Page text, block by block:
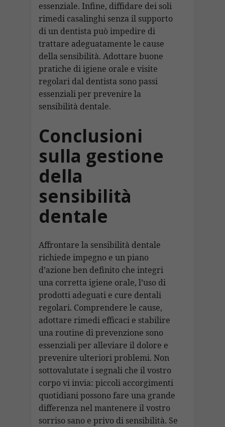
essenziale. Infine, diffidare dei soli
rimedi casalinghi senza il supporto
di un dentista può impedire di
trattare adeguatamente le cause
della sensibilità. Adottare buone
pratiche di igiene orale e visite
regolari dal dentista sono passi
essenziali per prevenire la
sensibilità dentale.
Conclusioni
sulla gestione
della
sensibilità
dentale
Affrontare la sensibilità dentale
richiede impegno e un piano
d’azione ben definito che integri
una corretta igiene orale, l’uso di
prodotti adeguati e cure dentali
regolari. Comprendere le cause,
adottare rimedi efficaci e stabilire
una routine di prevenzione sono
essenziali per alleviare il dolore e
prevenire ulteriori problemi. Non
sottovalutate i segnali che il vostro
corpo vi invia: piccoli accorgimenti
quotidiani possono fare una grande
differenza nel mantenere il vostro
sorriso sano e privo di sensibilità. Se